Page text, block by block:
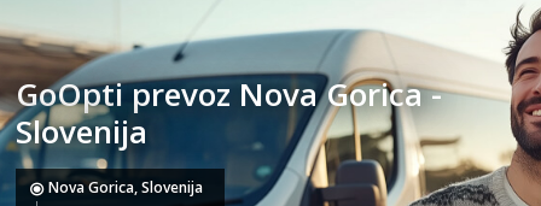
GoOpti prevoz Nova Gorica -
Slovenija
Nova Gorica, Slovenija